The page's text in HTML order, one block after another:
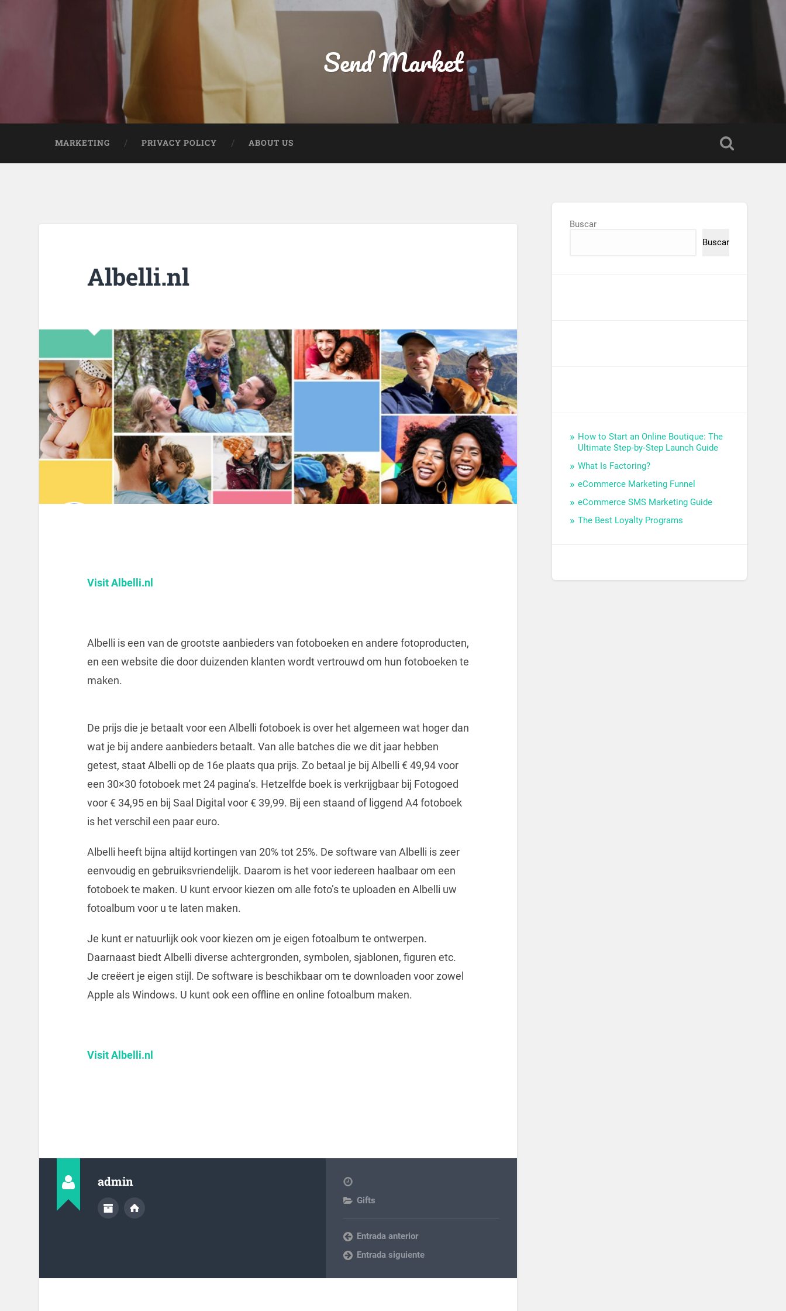
Send Market
MARKETING PRIVACY POLICY ABOUT US
Albelli.nl
Visit Albelli.nl
Albelli is een van de grootste aanbieders van fotoboeken en andere fotoproducten,
en een website die door duizenden klanten wordt vertrouwd om hun fotoboeken te
maken.
De prijs die je betaalt voor een Albelli fotoboek is over het algemeen wat hoger dan
wat je bij andere aanbieders betaalt. Van alle batches die we dit jaar hebben
getest, staat Albelli op de 16e plaats qua prijs. Zo betaal je bij Albelli € 49,94 voor
een 30×30 fotoboek met 24 pagina’s. Hetzelfde boek is verkrijgbaar bij Fotogoed
voor € 34,95 en bij Saal Digital voor € 39,99. Bij een staand of liggend A4 fotoboek
is het verschil een paar euro.
Albelli heeft bijna altijd kortingen van 20% tot 25%. De software van Albelli is zeer
eenvoudig en gebruiksvriendelijk. Daarom is het voor iedereen haalbaar om een ​​
fotoboek te maken. U kunt ervoor kiezen om alle foto’s te uploaden en Albelli uw
fotoalbum voor u te laten maken.
Je kunt er natuurlijk ook voor kiezen om je eigen fotoalbum te ontwerpen.
Daarnaast biedt Albelli diverse achtergronden, symbolen, sjablonen, figuren etc.
Je creëert je eigen stijl. De software is beschikbaar om te downloaden voor zowel
Apple als Windows. U kunt ook een offline en online fotoalbum maken.
Visit Albelli.nl
admin
Gifts
Entrada anterior
Entrada siguiente
Buscar
Buscar
How to Start an Online Boutique: The
Ultimate Step‑by‑Step Launch Guide
What Is Factoring?
eCommerce Marketing Funnel
eCommerce SMS Marketing Guide
The Best Loyalty Programs